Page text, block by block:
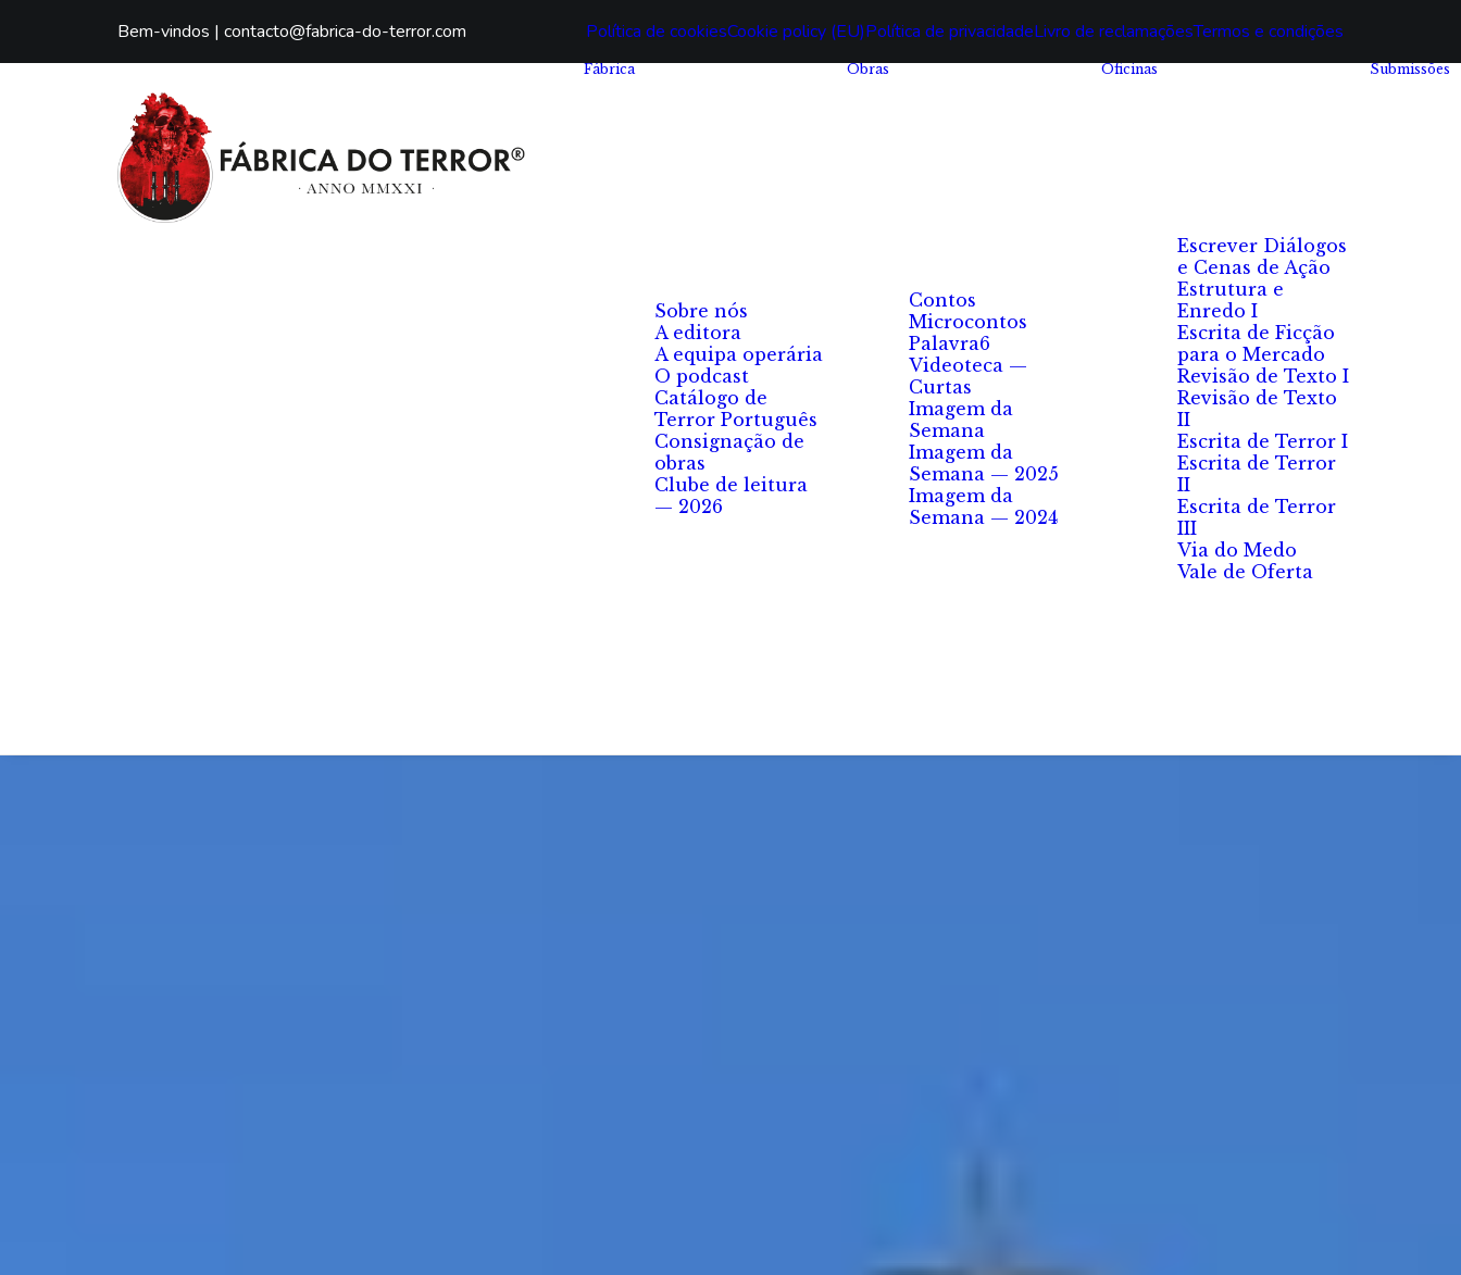
Bem-vindos | contacto@fabrica-do-terror.com Política de cookiesCookie policy (EU)Política de privacidadeLivro de reclamaçõesTermos e condições
Fábrica
Sobre nós
A editora
A equipa operária
O podcast
Catálogo de
Terror Português
Consignação de
obras
Clube de leitura
— 2026
Obras
Contos
Microcontos
Palavra6
Videoteca —
Curtas
Imagem da
Semana
Imagem da
Semana — 2025
Imagem da
Semana — 2024
Oficinas
Escrever Diálogos
e Cenas de Ação
Estrutura e
Enredo I
Escrita de Ficção
para o Mercado
Revisão de Texto I
Revisão de Texto
II
Escrita de Terror I
Escrita de Terror
II
Escrita de Terror
III
Via do Medo
Vale de Oferta
Submissões